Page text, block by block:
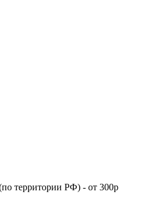
территории РФ) - от 300р